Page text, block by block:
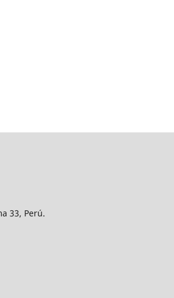
33, Perú.